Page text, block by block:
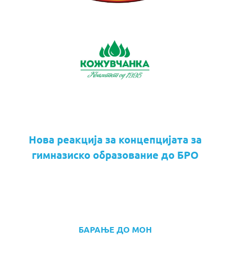
Нова реакција за концепцијата за
гимназиско образование до БРО
БАРАЊЕ ДО МОН